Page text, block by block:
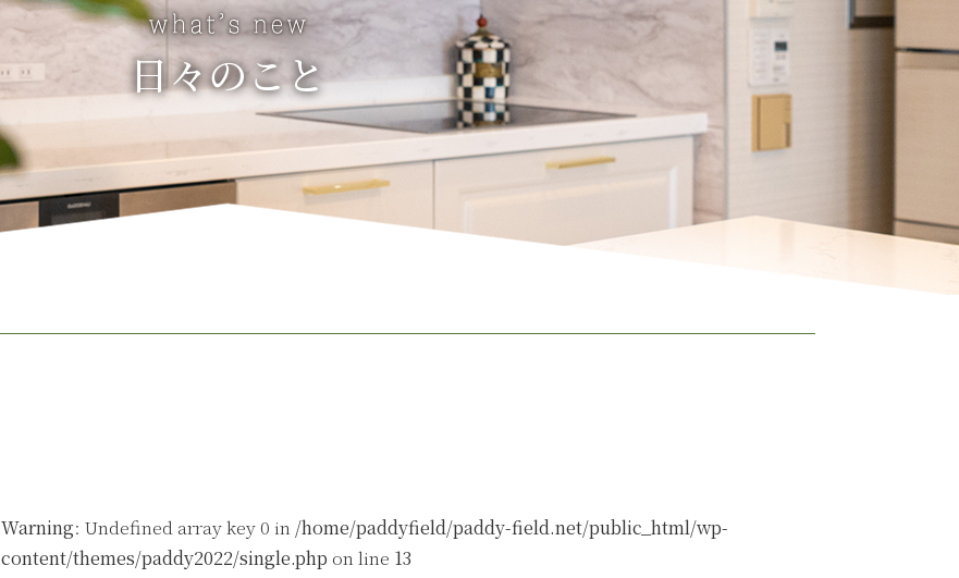
日々のこと
Warning: Undefined array key 0 in /home/paddyfield/paddy-field.net/public_html/wp-
content/themes/paddy2022/single.php on line 13